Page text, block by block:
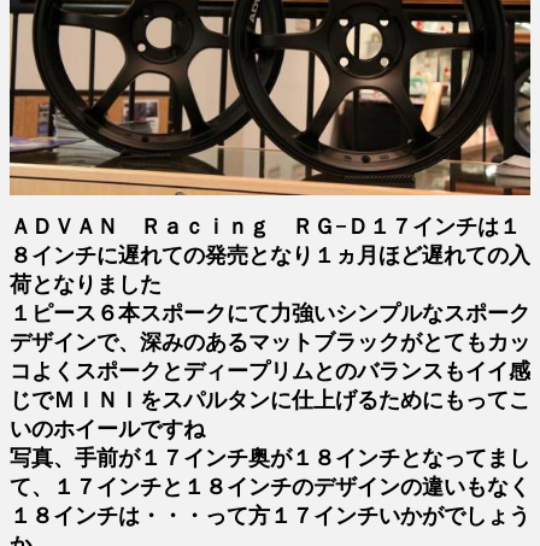
ＡＤＶＡＮ Ｒａｃｉｎｇ ＲＧ−Ｄ１７インチは１
８インチに遅れての発売となり１ヵ月ほど遅れての入
荷となりました
１ピース６本スポークにて力強いシンプルなスポーク
デザインで、深みのあるマットブラックがとてもカッ
コよくスポークとディープリムとのバランスもイイ感
じでＭＩＮＩをスパルタンに仕上げるためにもってこ
いのホイールですね
写真、手前が１７インチ奥が１８インチとなってまし
て、１７インチと１８インチのデザインの違いもなく
１８インチは・・・って方１７インチいかがでしょう